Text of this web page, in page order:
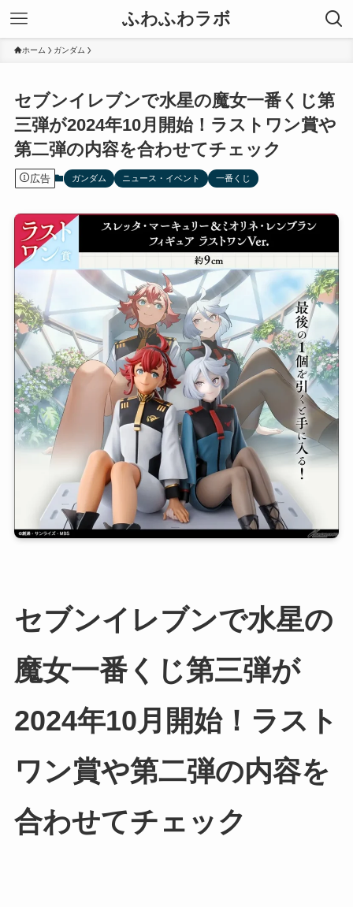
ふわふわラボ
ホーム ガンダム
セブンイレブンで水星の魔女一番くじ第
三弾が2024年10月開始！ラストワン賞や
第二弾の内容を合わせてチェック
広告 ガンダム ニュース・イベント 一番くじ
セブンイレブンで水星の
魔女一番くじ第三弾が
2024年10月開始！ラスト
ワン賞や第二弾の内容を
合わせてチェック